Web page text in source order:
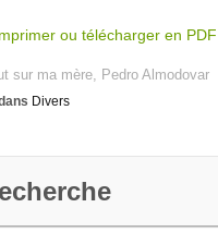
ou télécharger en PDF
sur ma mère, Pedro Almodovar
Divers